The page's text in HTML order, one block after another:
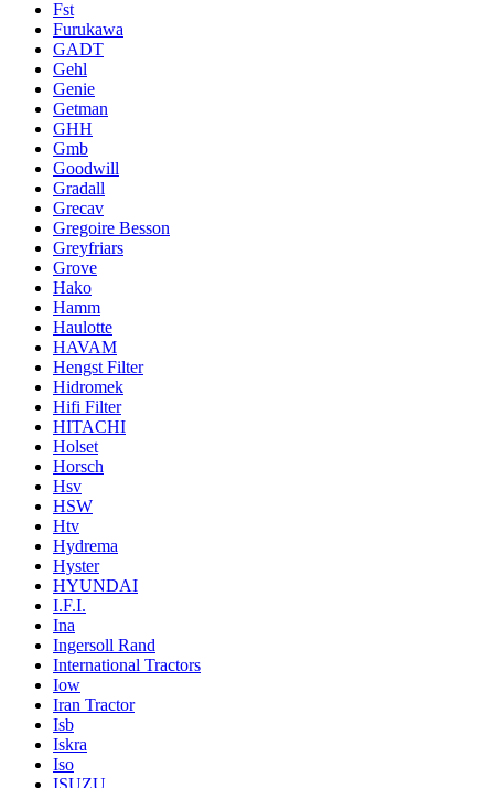
Fst
Furukawa
GADT
Gehl
Genie
Getman
GHH
Gmb
Goodwill
Gradall
Grecav
Gregoire Besson
Greyfriars
Grove
Hako
Hamm
Haulotte
HAVAM
Hengst Filter
Hidromek
Hifi Filter
HITACHI
Holset
Horsch
Hsv
HSW
Htv
Hydrema
Hyster
HYUNDAI
I.F.I.
Ina
Ingersoll Rand
International Tractors
Iow
Iran Tractor
Isb
Iskra
Iso
ISUZU